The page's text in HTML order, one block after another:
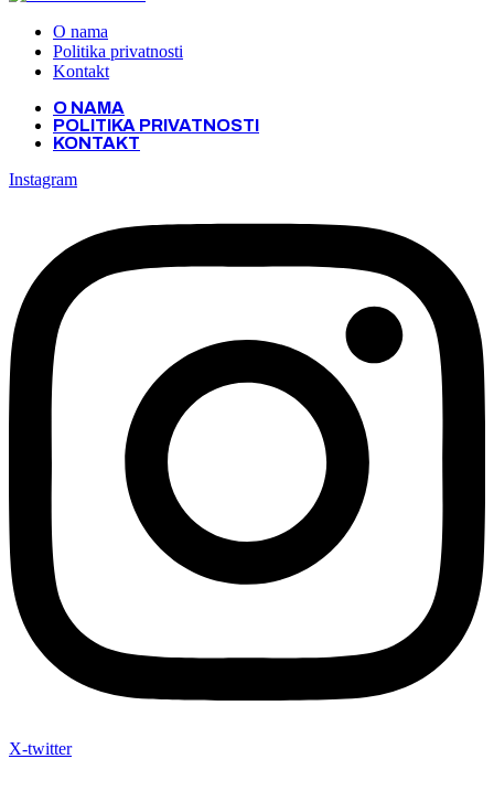
O nama
Politika privatnosti
Kontakt
O NAMA
POLITIKA PRIVATNOSTI
KONTAKT
Instagram
X-twitter